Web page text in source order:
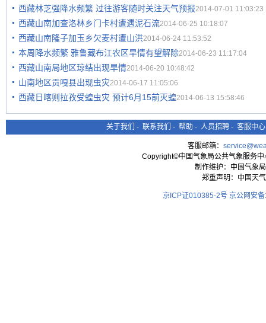
西藏林芝强降水频繁 过往游客随时关注天气预报2014-07-01 11:03:23
西藏山南加查洛林乡门卡村遭遇泥石流2014-06-25 10:18:07
西藏山南隆子加玉乡欠麦村遭山洪2014-06-24 11:53:52
本周降水频繁 雅鲁藏布江农区旱情有望解除2014-06-23 11:17:04
西藏山南局地区琼结出现旱情2014-06-20 10:48:42
山南地区贡嘎县出现虫灾2014-06-17 11:05:06
西藏日喀则拉孜受蝗虫灾 预计6月15前灭蝗2014-06-13 15:58:46
关于我们 - 联系我们 - 帮助 - 人员招聘 - 客服中心
客服邮箱：
Copyright©中国气象局公共气象服务
制作维护：中国气象
郑重声明：中国天
京ICP证010385-2号 京公网安